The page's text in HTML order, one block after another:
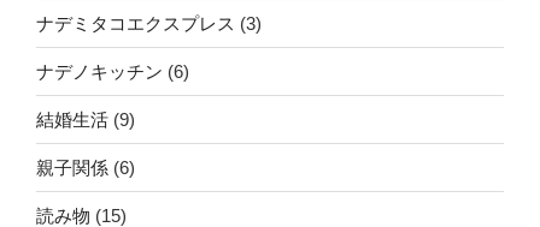
ナデミタコエクスプレス (3)
ナデノキッチン (6)
結婚生活 (9)
親子関係 (6)
読み物 (15)